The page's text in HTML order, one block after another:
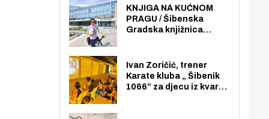
općoj upotrebi. Pristup
je slobodan i besplatan
za sve građane i
KNJIGA NA KUĆNOM
PRAGU / Šibenska
Gradska knjižnica
knjiga na kućnu adresu
električnim biciklom.
Ivan Zoričić, trener
Karate kluba „ Šibenik
1066” za djecu iz kvarta